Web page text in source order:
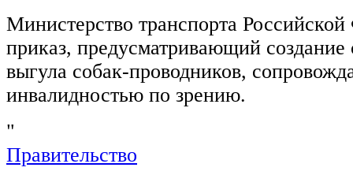
Министерство транспорта
приказ, предусматривающий создание
выгула собак-проводников,
инвалидностью по зрению.
"
Правительство